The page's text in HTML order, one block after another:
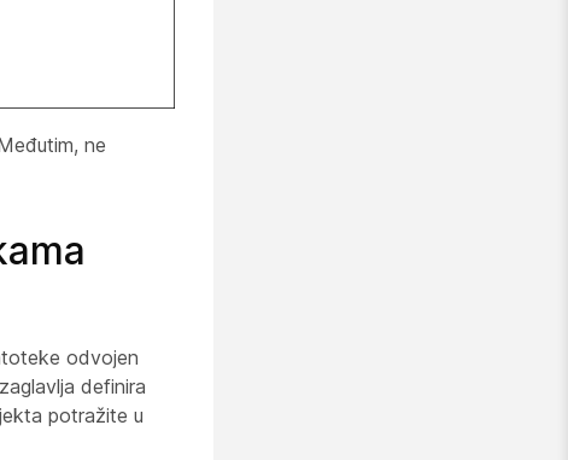
ne
odvojen
definira
potražite u